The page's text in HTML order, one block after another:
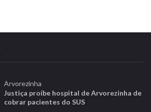
Arvorezinha
Justiça proíbe hospital de Arvorezinha de
cobrar pacientes do SUS